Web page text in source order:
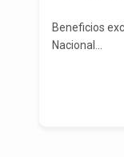
Beneficios
Nacional...